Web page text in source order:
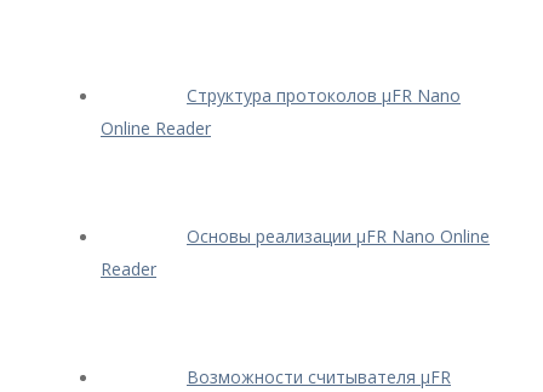
Структура протоколов μFR Nano
Online Reader
Основы реализации μFR Nano Online
Reader
Возможности считывателя μFR